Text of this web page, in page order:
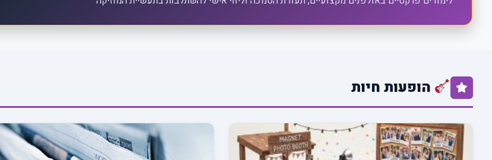
הופעות חיות